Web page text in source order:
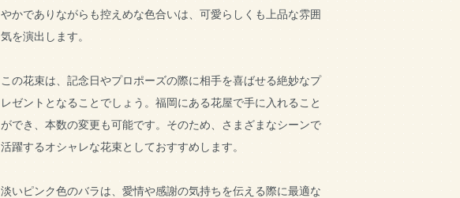
やかでありながらも控えめな色合いは、可愛らしくも上品な雰囲
気を演出します。
この花束は、記念日やプロポーズの際に相手を喜ばせる絶妙なプ
レゼントとなることでしょう。福岡にある花屋で手に入れること
ができ、本数の変更も可能です。そのため、さまざまなシーンで
活躍するオシャレな花束としておすすめします。
淡いピンク色のバラは、愛情や感謝の気持ちを伝える際に最適な